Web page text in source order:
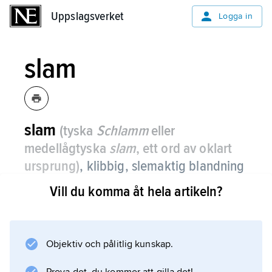
Uppslagsverket Logga in
slam
slam (tyska Schlammeller
medellågtyska slam, ett ord av oklart
ursprung), klibbig, slemaktig blandning
av vatten och finkornigt material,
alltifrån halvflytande till plastisk.
bestående av ler eller silt, ibland även med
Vill du komma åt hela artikeln?
Objektiv och pålitlig kunskap.